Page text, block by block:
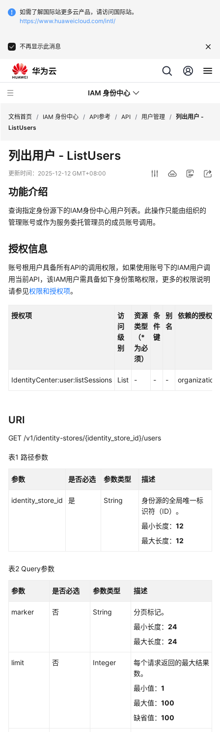
如需了解国际站更多云产品，请访问国际站。
https://www.huaweicloud.com/intl/
不再显示此消息
IAM 身份中心
最
新
动
品
介
速
入
门
用
参
前
读
览
API
文档首页 / IAM 身份中心 / API参考 / API / 用户管理 / 列出用户 -
ListUsers
列出用户 - ListUsers
更新时间： 2025-12-12 GMT+08:00
功能介绍
查询指定身份源下的IAM身份中心用户列表。此操作只能由组织的
管理账号或作为服务委托管理员的成员账号调用。
授权信息
账号根用户具备所有API的调用权限，如果使用账号下的IAM用户调
用当前API，该IAM用户需具备如下身份策略权限，更多的权限说明
请参见权限和授权项。
授权项
访
问
级
别
资源
类型
（*
为必
须）
条
件
键
别
名
依赖的授权项
IdentityCenter:user:listSessions List - - -
URI
GET /v1/identity-stores/{identity_store_id}/users
表1 路径参数
参数 是否必选 参数类型 描述
identity_store_id 是 String
身份源的全局唯一标
识符（ID）。
最小长度： 12
最大长度： 12
表2 Query参数
参数 是否必选 参数类型 描述
marker 否 String
分页标记。
最小长度： 24
最大长度： 24
limit 否 Integer
每个请求返回的最大结果
数。
最小值： 1
最大值： 100
缺省值： 100